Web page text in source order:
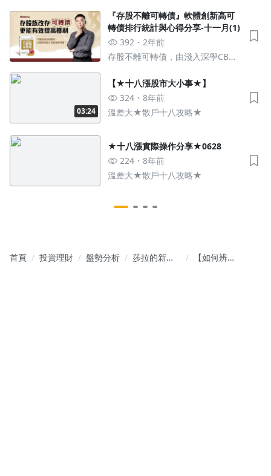
『存股不離可轉債』軟體創新高可
轉債排行統計與心得分享-十一月(1)
392
2年前
存股不離可轉債，由淺入深學CB，
03:24
【★十八漲股市大小事★】
324
8年前
溫差大★散戶十八攻略★
★十八漲實際操作分享★0628
224
8年前
溫差大★散戶十八攻略★
首頁 投資理財 盤勢分析
莎拉的新式
【如何辨識